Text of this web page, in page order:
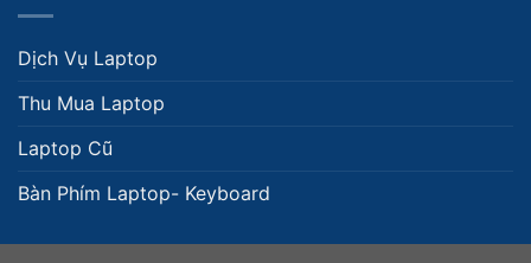
Dịch Vụ Laptop
Thu Mua Laptop
Laptop Cũ
Bàn Phím Laptop- Keyboard